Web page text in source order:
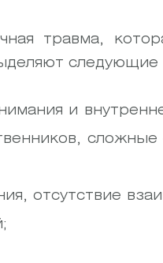
травма,
и
сложные
отсутствие